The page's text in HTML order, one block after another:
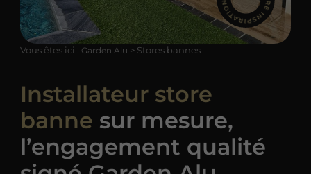
Vous êtes ici : Garden Alu > Stores bannes
Installateur store
banne sur mesure,
l’engagement qualité